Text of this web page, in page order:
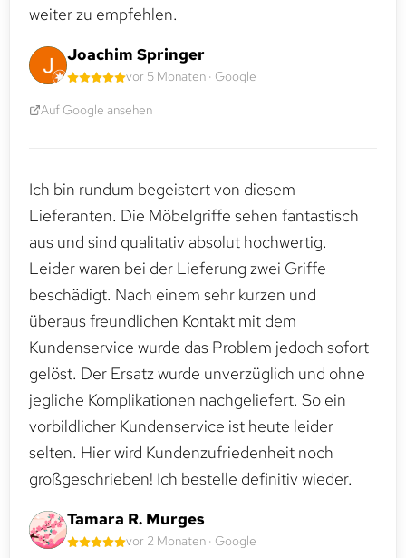
weiter zu empfehlen.
Joachim Springer
vor 5 Monaten · Google
Auf Google ansehen
Ich bin rundum begeistert von diesem
Lieferanten. Die Möbelgriffe sehen fantastisch
aus und sind qualitativ absolut hochwertig.
Leider waren bei der Lieferung zwei Griffe
beschädigt. Nach einem sehr kurzen und
überaus freundlichen Kontakt mit dem
Kundenservice wurde das Problem jedoch sofort
gelöst. Der Ersatz wurde unverzüglich und ohne
jegliche Komplikationen nachgeliefert. So ein
vorbildlicher Kundenservice ist heute leider
selten. Hier wird Kundenzufriedenheit noch
großgeschrieben! Ich bestelle definitiv wieder.
Tamara R. Murges
vor 2 Monaten · Google